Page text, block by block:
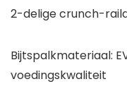
2-delige crunch-
Bijtspalkmateriaal:
voedingskwaliteit